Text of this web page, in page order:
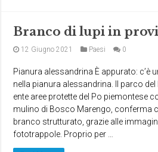
Branco di lupi in
12 Giugno 2021 Paesi 0
Pianura alessandrina È appurato: c’è
nella pianura alessandrina. Il parco del
ente aree protette del Po piemontese
mulino di Bosco Marengo, conferma
branco strutturato, grazie alle
fototrappole. Proprio per …